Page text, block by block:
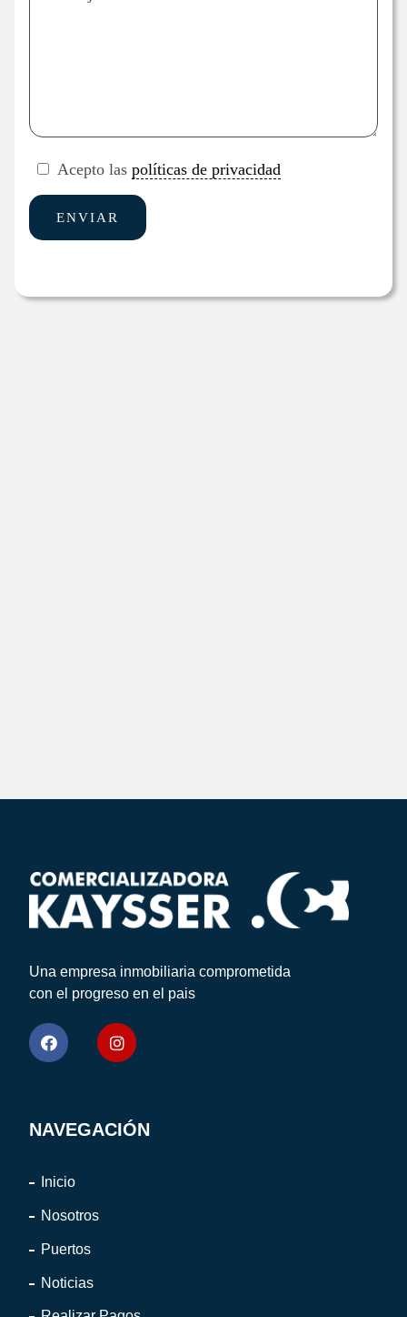
Acepto las políticas de privacidad
Una empresa inmobiliaria comprometida
con el progreso en el pais
NAVEGACIÓN
Inicio
Nosotros
Puertos
Noticias